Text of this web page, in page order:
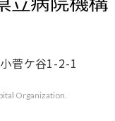
菅ケ谷1-2-1
Organization.